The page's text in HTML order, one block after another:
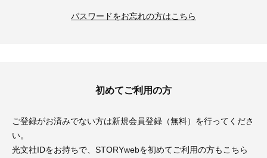
パスワードをお忘れの方はこちら
初めてご利用の方
ご登録がお済みでない方は新規会員登録（無料）を行ってくださ
い。
光文社IDをお持ちで、STORYwebを初めてご利用の方もこちら